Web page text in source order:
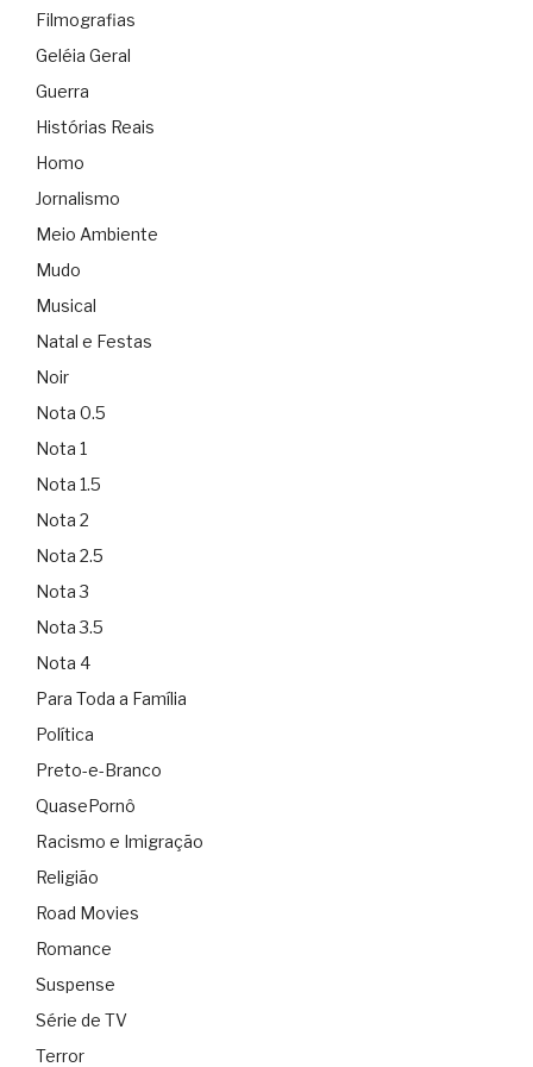
Filmografias
Geléia Geral
Guerra
Histórias Reais
Homo
Jornalismo
Meio Ambiente
Mudo
Musical
Natal e Festas
Noir
Nota 0.5
Nota 1
Nota 1.5
Nota 2
Nota 2.5
Nota 3
Nota 3.5
Nota 4
Para Toda a Família
Política
Preto-e-Branco
QuasePornô
Racismo e Imigração
Religião
Road Movies
Romance
Suspense
Série de TV
Terror